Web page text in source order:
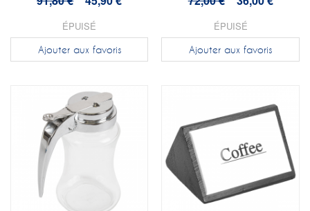
ÉPUISÉ
Ajouter aux favoris
ÉPUISÉ
Ajouter aux favoris